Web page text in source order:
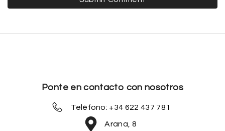
Ponte en contacto con nosotros
Teléfono: +34 622 437 781
Arana, 8